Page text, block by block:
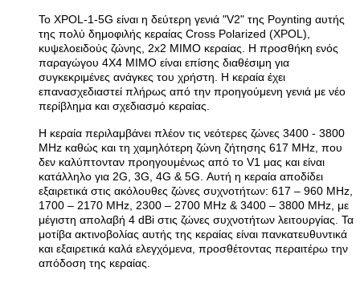
Το XPOL-1-5G είναι η δεύτερη γενιά "V2" της Poynting αυτής
της πολύ δημοφιλής κεραίας Cross Polarized (XPOL),
κυψελοειδούς ζώνης, 2x2 MIMO κεραίας. Η προσθήκη ενός
παραγώγου 4X4 MIMO είναι επίσης διαθέσιμη για
συγκεκριμένες ανάγκες του χρήστη. Η κεραία έχει
επανασχεδιαστεί πλήρως από την προηγούμενη γενιά με νέο
περίβλημα και σχεδιασμό κεραίας.
Η κεραία περιλαμβάνει πλέον τις νεότερες ζώνες 3400 - 3800
MHz καθώς και τη χαμηλότερη ζώνη ζήτησης 617 MHz, που
δεν καλύπτονταν προηγουμένως από το V1 μας και είναι
κατάλληλο για 2G, 3G, 4G & 5G. Αυτή η κεραία αποδίδει
εξαιρετικά στις ακόλουθες ζώνες συχνοτήτων: 617 – 960 MHz,
1700 – 2170 MHz, 2300 – 2700 MHz & 3400 – 3800 MHz, με
μέγιστη απολαβή 4 dBi στις ζώνες συχνοτήτων λειτουργίας. Τα
μοτίβα ακτινοβολίας αυτής της κεραίας είναι πανκατευθυντικά
και εξαιρετικά καλά ελεγχόμενα, προσθέτοντας περαιτέρω την
απόδοση της κεραίας.